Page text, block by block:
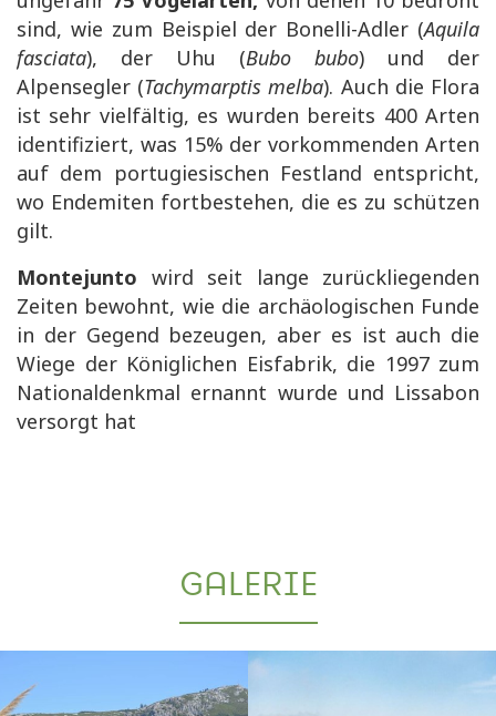
sind, wie zum Beispiel der Bonelli-Adler (Aquila
fasciata), der Uhu (Bubo bubo) und der
Alpensegler (Tachymarptis melba). Auch die Flora
ist sehr vielfältig, es wurden bereits 400 Arten
identifiziert, was 15% der vorkommenden Arten
auf dem portugiesischen Festland entspricht,
wo Endemiten fortbestehen, die es zu schützen
gilt.
Montejunto wird seit lange zurückliegenden
Zeiten bewohnt, wie die archäologischen Funde
in der Gegend bezeugen, aber es ist auch die
Wiege der Königlichen Eisfabrik, die 1997 zum
Nationaldenkmal ernannt wurde und Lissabon
versorgt hat
GALERIE